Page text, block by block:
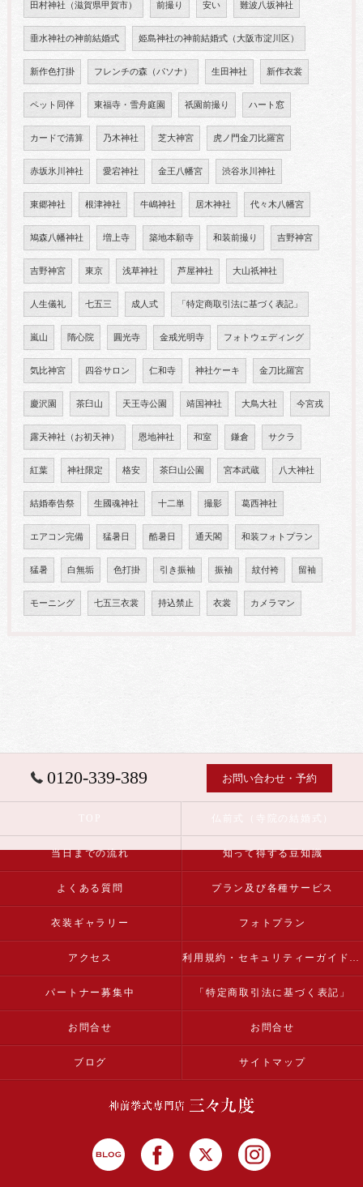
田村神社（滋賀県甲賀市） 前撮り 安い 難波八坂神社
垂水神社の神前結婚式 姫島神社の神前結婚式（大阪市淀川区）
新作色打掛 フレンチの森（パソナ） 生田神社 新作衣裳
ペット同伴 東福寺・雪舟庭園 祇園前撮り ハート窓
カードで清算 乃木神社 芝大神宮 虎ノ門金刀比羅宮
赤坂氷川神社 愛宕神社 金王八幡宮 渋谷氷川神社
東郷神社 根津神社 牛嶋神社 居木神社 代々木八幡宮
鳩森八幡神社 増上寺 築地本願寺 和装前撮り 吉野神宮
吉野神宮 東京 浅草神社 芦屋神社 大山祇神社
人生儀礼 七五三 成人式 「特定商取引法に基づく表記」
嵐山 隋心院 圓光寺 金戒光明寺 フォトウェディング
気比神宮 四谷サロン 仁和寺 神社ケーキ 金刀比羅宮
慶沢園 茶臼山 天王寺公園 靖国神社 大鳥大社 今宮戎
露天神社（お初天神） 恩地神社 和室 鎌倉 サクラ
紅葉 神社限定 格安 茶臼山公園 宮本武蔵 八大神社
結婚奉告祭 生國魂神社 十二単 撮影 葛西神社
エアコン完備 猛暑日 酷暑日 通天閣 和装フォトプラン
猛暑 白無垢 色打掛 引き振袖 振袖 紋付袴 留袖
モーニング 七五三衣裳 持込禁止 衣裳 カメラマン
0120-339-389 お問い合わせ・予約
当日までの流れ 知って得する豆知識
よくある質問 プラン及び各種サービス
衣装ギャラリー フォトプラン
アクセス 利用規約・セキュリティーガイドライン
パートナー募集中 「特定商取引法に基づく表記」
お問合せ お問合せ
ブログ サイトマップ